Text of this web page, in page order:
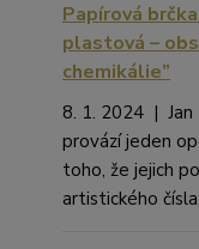
Papírová
plastová –
chemikálie”
8. 1. 2024 | Jan
provází jeden
toho, že jejich
artistického